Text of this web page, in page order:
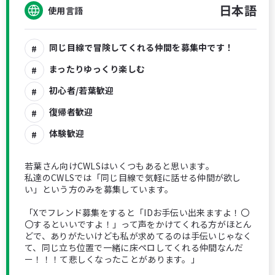
使用言語 日本語
同じ目線で冒険してくれる仲間を募集中です！
まったりゆっくり楽しむ
初心者/若葉歓迎
復帰者歓迎
体験歓迎
若葉さん向けCWLSはいくつもあると思います。
私達のCWLSでは「同じ目線で気軽に話せる仲間が欲し
い」という方のみを募集しています。
「Xでフレンド募集をすると「IDお手伝い出来ますよ！〇
〇するといいですよ！」って声をかけてくれる方がほとん
どで、ありがたいけども私が求めてるのは手伝いじゃなく
て、同じ立ち位置で一緒に床ペロしてくれる仲間なんだ
ー！！！て悲しくなったことがあります。」